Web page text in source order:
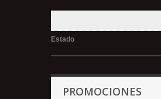
Estado
PROMOCIONES